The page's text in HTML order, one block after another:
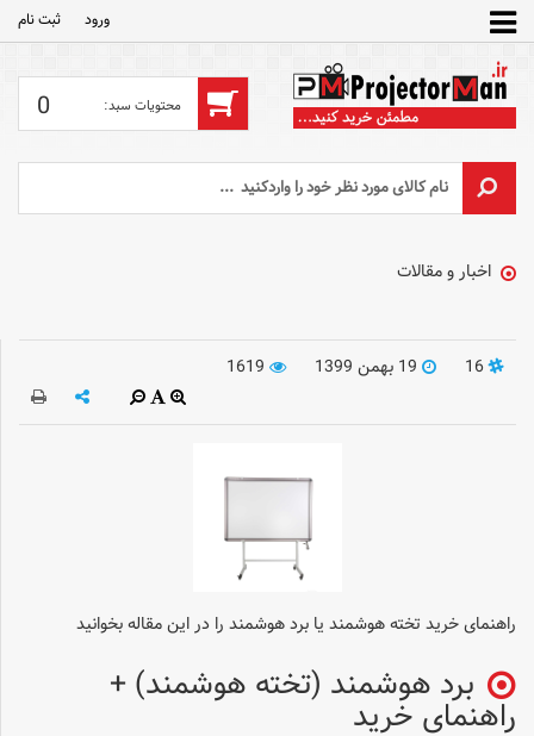
ورود ثبت‌ نام
0
اخبار و مقالات
16 19 بهمن 1399 1619
راهنمای خرید تخته هوشمند یا برد هوشمند را در این مقاله بخوانید
برد هوشمند (تخته هوشمند) +
راهنمای خرید